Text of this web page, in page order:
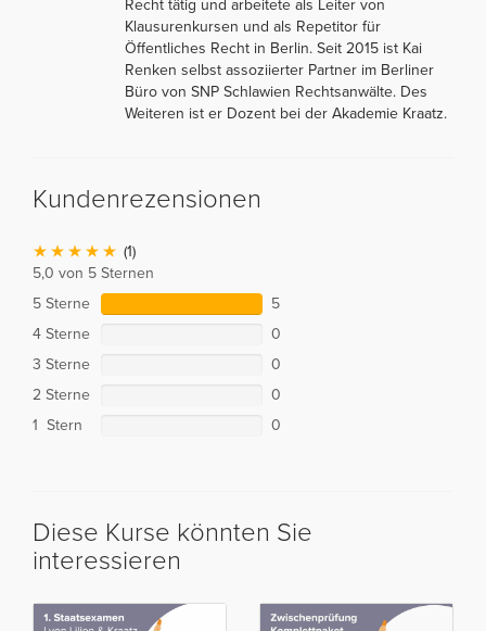
Recht tätig und arbeitete als Leiter von
Klausurenkursen und als Repetitor für
Öffentliches Recht in Berlin. Seit 2015 ist Kai
Renken selbst assoziierter Partner im Berliner
Büro von SNP Schlawien Rechtsanwälte. Des
Weiteren ist er Dozent bei der Akademie Kraatz.
Kundenrezensionen
(1)
5,0 von 5 Sternen
5 Sterne
5
4 Sterne
0
3 Sterne
0
2 Sterne
0
1 Stern
0
Diese Kurse könnten Sie
interessieren